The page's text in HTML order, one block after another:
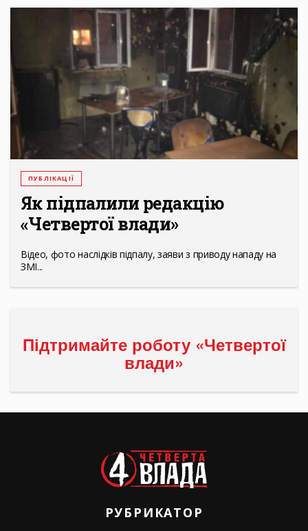
ПУБЛІКАЦІЇ
Як підпалили редакцію
«Четвертої влади»
Відео, фото наслідків підпалу, заяви з приводу нападу на
ЗМІ...
Підтримайте роботу «Четвертої
влади»
РУБРИКАТОР